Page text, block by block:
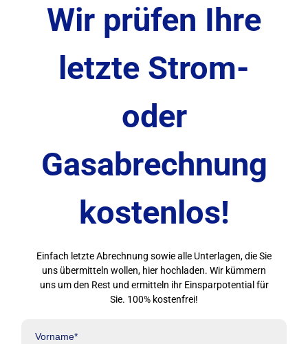
Wir prüfen Ihre
letzte Strom-
oder
Gasabrechnung
kostenlos!
Einfach letzte Abrechnung sowie alle Unterlagen, die Sie
uns übermitteln wollen, hier hochladen. Wir kümmern
uns um den Rest und ermitteln ihr Einsparpotential für
Sie. 100% kostenfrei!